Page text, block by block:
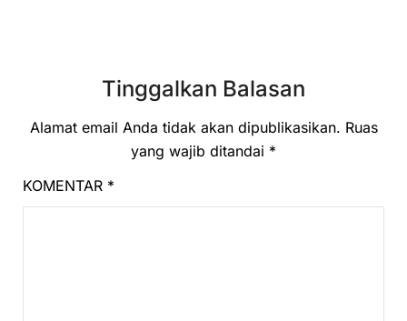
Tinggalkan Balasan
Alamat email Anda tidak akan dipublikasikan. Ruas
yang wajib ditandai *
KOMENTAR *